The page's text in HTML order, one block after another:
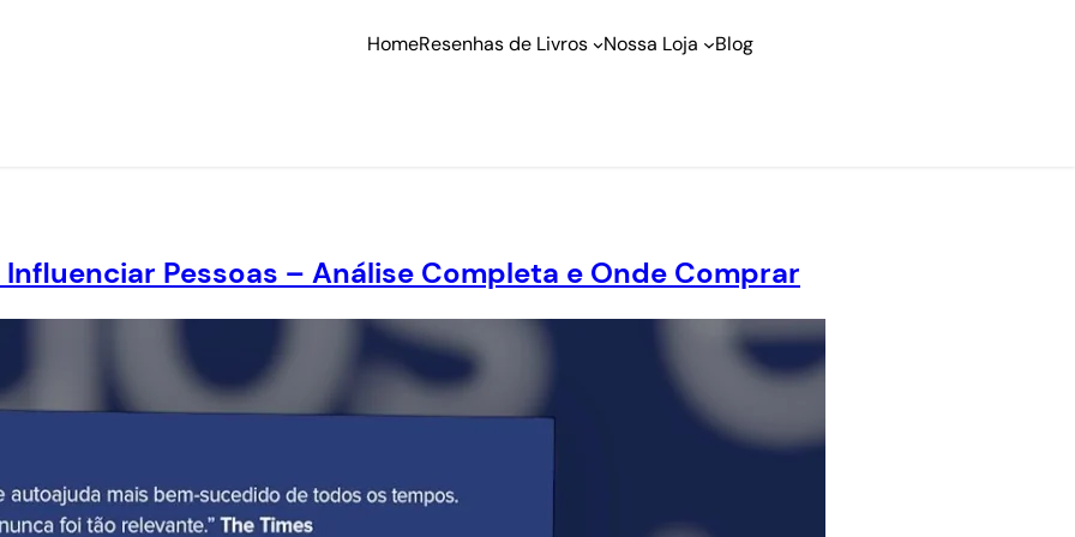
HomeResenhas de Livros Nossa Loja Blog
Influenciar Pessoas – Análise Completa e Onde Comprar